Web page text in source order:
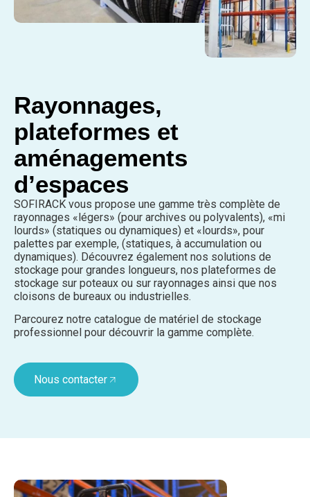
Rayonnages,
plateformes et
aménagements
d’espaces
SOFIRACK vous propose une gamme très complète de
rayonnages «légers» (pour archives ou polyvalents), «mi
lourds» (statiques ou dynamiques) et «lourds», pour
palettes par exemple, (statiques, à accumulation ou
dynamiques). Découvrez également nos solutions de
stockage pour grandes longueurs, nos plateformes de
stockage sur poteaux ou sur rayonnages ainsi que nos
cloisons de bureaux ou industrielles.
Parcourez notre catalogue de matériel de stockage
professionnel pour découvrir la gamme complète.
Nous contacter